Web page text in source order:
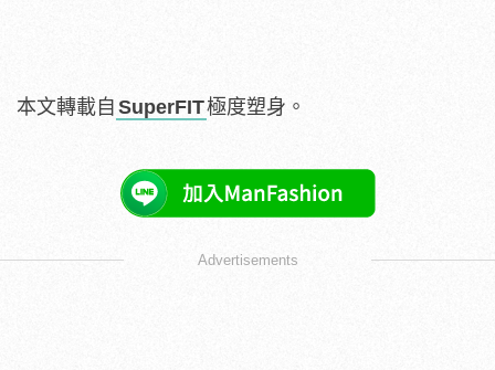
本文轉載自 SuperFIT極度塑身。
Advertisements